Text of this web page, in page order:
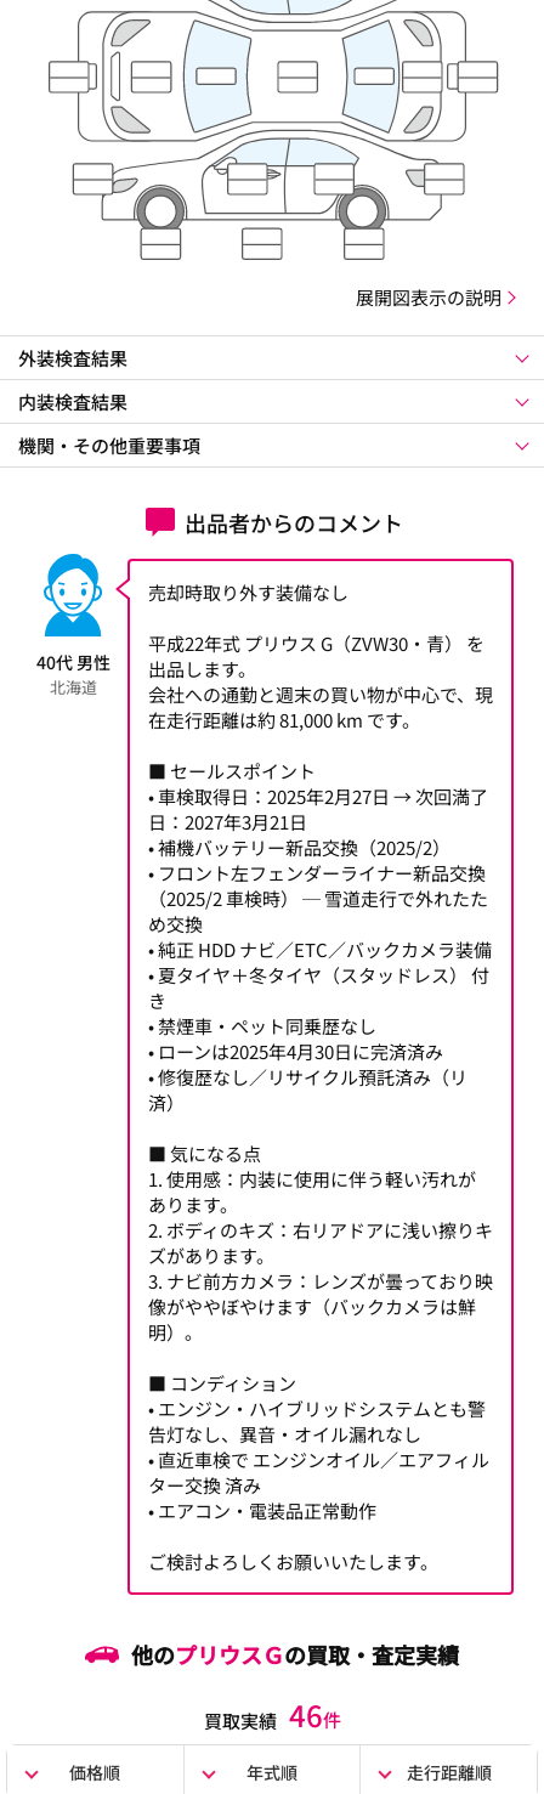
展開図表示の説明
外装検査結果
内装検査結果
機関・その他重要事項
出品者からのコメント
40代 男性
北海道
売却時取り外す装備なし
平成22年式 プリウス G（ZVW30・青） を
出品します。
会社への通勤と週末の買い物が中心で、現
在走行距離は約 81,000 km です。
■ セールスポイント
• 車検取得日：2025年2月27日 → 次回満了
日：2027年3月21日
• 補機バッテリー新品交換（2025/2）
• フロント左フェンダーライナー新品交換
（2025/2 車検時） ─ 雪道走行で外れたた
め交換
• 純正 HDD ナビ／ETC／バックカメラ装備
• 夏タイヤ＋冬タイヤ（スタッドレス） 付
き
• 禁煙車・ペット同乗歴なし
• ローンは2025年4月30日に完済済み
• 修復歴なし／リサイクル預託済み（リ
済）
■ 気になる点
1. 使用感：内装に使用に伴う軽い汚れが
あります。
2. ボディのキズ：右リアドアに浅い擦りキ
ズがあります。
3. ナビ前方カメラ：レンズが曇っており映
像がややぼやけます（バックカメラは鮮
明）。
■ コンディション
• エンジン・ハイブリッドシステムとも警
告灯なし、異音・オイル漏れなし
• 直近車検で エンジンオイル／エアフィル
ター交換 済み
• エアコン・電装品正常動作
ご検討よろしくお願いいたします。
他のプリウスＧの買取・査定実績
買取実績 46件
価格順 年式順 走行距離順